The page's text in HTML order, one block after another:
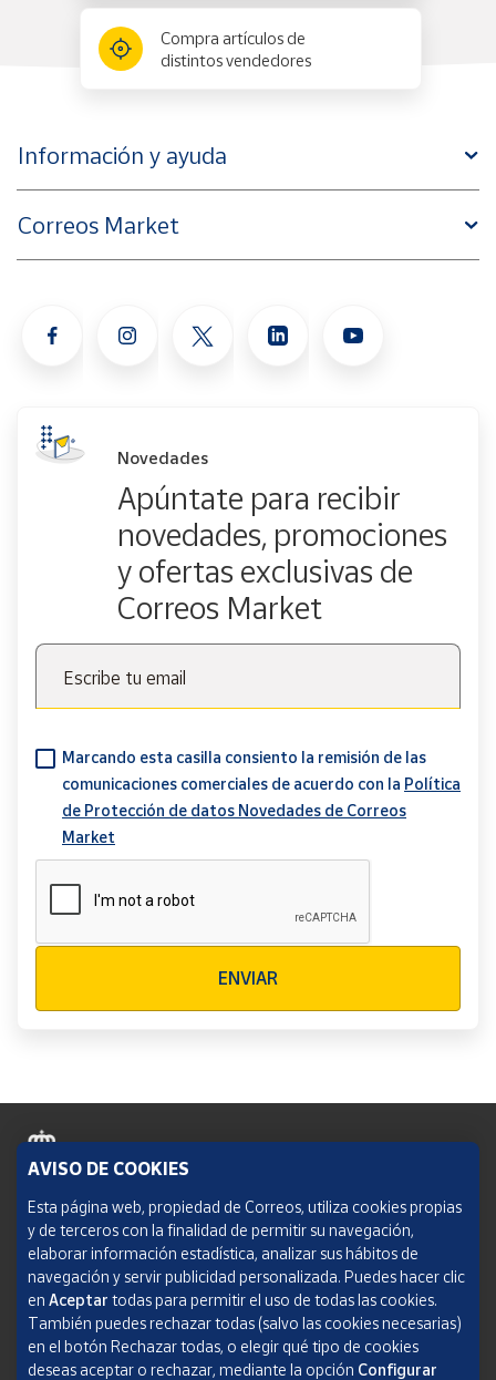
Compra artículos de
distintos vendedores
Información y ayuda
Correos Market
Novedades
Apúntate para recibir
novedades, promociones
y ofertas exclusivas de
Correos Market
Escribe tu email
Marcando esta casilla consiento la remisión de las
comunicaciones comerciales de acuerdo con la Política
de Protección de datos Novedades de Correos
Market
ENVIAR
Política de cookies
Aviso legal
Condiciones del servicio
Política de Privacidad Web
AVISO DE COOKIES
Esta página web, propiedad de Correos, utiliza cookies propias
y de terceros con la finalidad de permitir su navegación,
elaborar información estadística, analizar sus hábitos de
navegación y servir publicidad personalizada. Puedes hacer clic
en Aceptar todas para permitir el uso de todas las cookies.
También puedes rechazar todas (salvo las cookies necesarias)
en el botón Rechazar todas, o elegir qué tipo de cookies
deseas aceptar o rechazar, mediante la opción Configurar